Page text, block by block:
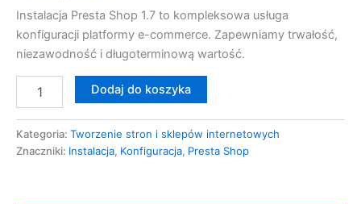
Instalacja Presta Shop 1.7 to kompleksowa usługa
konfiguracji platformy e-commerce. Zapewniamy trwałość,
niezawodność i długoterminową wartość.
Dodaj do koszyka
Kategoria: Tworzenie stron i sklepów internetowych
Znaczniki: Instalacja, Konfiguracja, Presta Shop